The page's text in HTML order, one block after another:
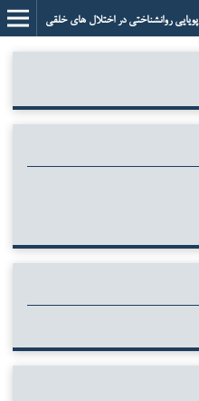
پویایی روانشناختی در اختلال های خلقی